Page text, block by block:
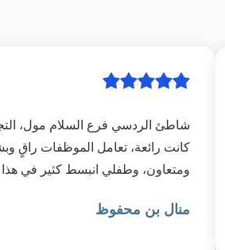
شاطئ الردسي فرع السلام مول،
كانت رائعة، تعامل الموظفات راقٍ
ومتعاون، وطفلي انبسط كثير في هذا
منال بن محفوظ